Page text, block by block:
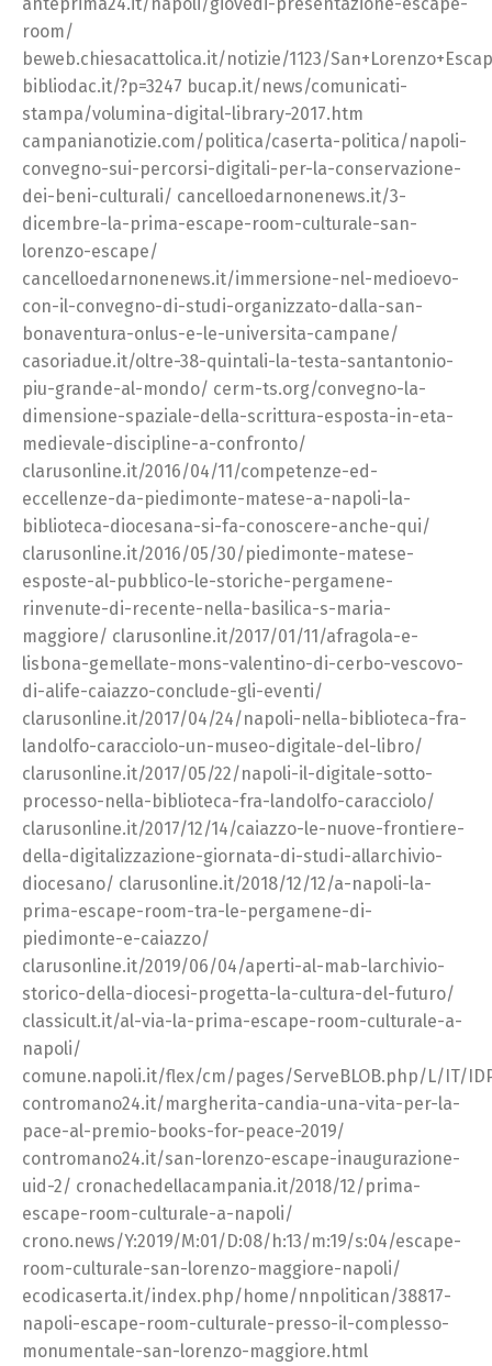
room/
beweb.chiesacattolica.it/notizie/1123/
bibliodac.it/?p=3247 bucap.it/news/comunicati-
stampa/volumina-digital-library-2017.htm
campanianotizie.com/politica/caserta-politica/napoli-
convegno-sui-percorsi-digitali-per-la-conservazione-
dei-beni-culturali/ cancelloedarnonenews.it/3-
dicembre-la-prima-escape-room-culturale-san-
lorenzo-escape/
cancelloedarnonenews.it/immersione-nel-medioevo-
con-il-convegno-di-studi-organizzato-dalla-san-
bonaventura-onlus-e-le-universita-campane/
casoriadue.it/oltre-38-quintali-la-testa-santantonio-
piu-grande-al-mondo/ cerm-ts.org/convegno-la-
dimensione-spaziale-della-scrittura-esposta-in-eta-
medievale-discipline-a-confronto/
clarusonline.it/2016/04/11/competenze-ed-
eccellenze-da-piedimonte-matese-a-napoli-la-
biblioteca-diocesana-si-fa-conoscere-anche-qui/
clarusonline.it/2016/05/30/piedimonte-matese-
esposte-al-pubblico-le-storiche-pergamene-
rinvenute-di-recente-nella-basilica-s-maria-
maggiore/ clarusonline.it/2017/01/11/afragola-e-
lisbona-gemellate-mons-valentino-di-cerbo-vescovo-
di-alife-caiazzo-conclude-gli-eventi/
clarusonline.it/2017/04/24/napoli-nella-biblioteca-fra-
landolfo-caracciolo-un-museo-digitale-del-libro/
clarusonline.it/2017/05/22/napoli-il-digitale-sotto-
processo-nella-biblioteca-fra-landolfo-caracciolo/
clarusonline.it/2017/12/14/caiazzo-le-nuove-frontiere-
della-digitalizzazione-giornata-di-studi-allarchivio-
diocesano/ clarusonline.it/2018/12/12/a-napoli-la-
prima-escape-room-tra-le-pergamene-di-
piedimonte-e-caiazzo/
clarusonline.it/2019/06/04/aperti-al-mab-larchivio-
storico-della-diocesi-progetta-la-cultura-del-futuro/
classicult.it/al-via-la-prima-escape-room-culturale-a-
napoli/
comune.napoli.it/flex/cm/pages/ServeBLOB.php/L/IT/
contromano24.it/margherita-candia-una-vita-per-la-
pace-al-premio-books-for-peace-2019/
contromano24.it/san-lorenzo-escape-inaugurazione-
uid-2/ cronachedellacampania.it/2018/12/prima-
escape-room-culturale-a-napoli/
crono.news/Y:2019/M:01/D:08/h:13/m:19/s:04/escape-
room-culturale-san-lorenzo-maggiore-napoli/
ecodicaserta.it/index.php/home/nnpolitican/38817-
napoli-escape-room-culturale-presso-il-complesso-
monumentale-san-lorenzo-maggiore.html